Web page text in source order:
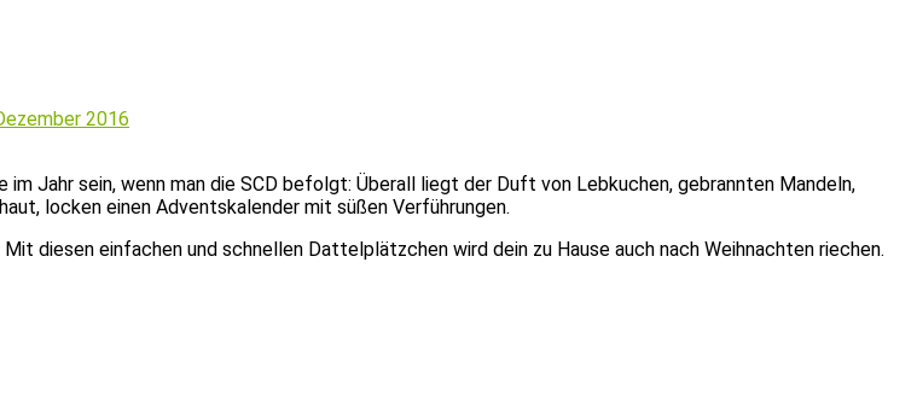
2016
Jahr sein, wenn man die SCD befolgt: Überall liegt der Duft von Lebkuchen, gebrannten Mandeln,
locken einen Adventskalender mit süßen Verführungen.
diesen einfachen und schnellen Dattelplätzchen wird dein zu Hause auch nach Weihnachten riechen.